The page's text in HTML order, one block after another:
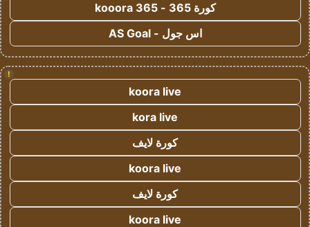
كورة 365 - kooora 365
اس جول - AS Goal
!
koora live
kora live
كورة لايف
koora live
كورة لايف
koora live